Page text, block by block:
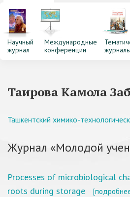
Научный
журнал
Международные
конференции
журналы
Таирова Камола
Ташкентский химико-
Журнал «Молодой
Processes of microbiological
roots during storage